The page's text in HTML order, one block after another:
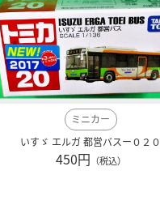
ミニカー
いすゞ エルガ 都営バスー０２０
450円 （税込）